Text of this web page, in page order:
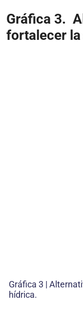
Gráfica 3.
fortalecer
Gráfica 3 |
hídrica.